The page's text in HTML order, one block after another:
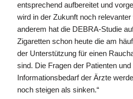
entsprechend aufbereitet und
wird in der Zukunft noch
anderem hat die DEBRA-Studie
Zigaretten schon heute die am
der Unterstützung für einen
sind. Die Fragen der Patienten
Informationsbedarf der Ärzte
noch steigen als sinken.“